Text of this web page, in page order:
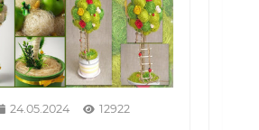
24.05.2024 12922